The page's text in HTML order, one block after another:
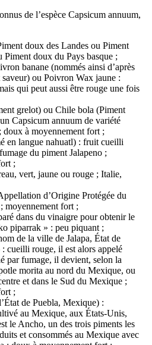
de l’espèce Capsicum annuum,
doux des Landes ou Piment
Piment doux du Pays basque ;
banane (nommés ainsi d’après
ou Poivron Wax jaune :
qui peut aussi être rouge une fois
grelot) ou Chile bola (Piment
Capsicum annuum de variété
à moyennement fort ;
en langue nahuatl) : fruit cueilli
du piment Jalapeno ;
;
vert, jaune ou rouge ; Italie,
d’Origine Protégée du
moyennement fort ;
dans du vinaigre pour obtenir le
piparrak » : peu piquant ;
de la ville de Jalapa, État de
cueilli rouge, il est alors appelé
par fumage, il devient, selon la
morita au nord du Mexique, ou
et dans le Sud du Mexique ;
;
de Puebla, Mexique) :
au Mexique, aux États-Unis,
le Ancho, un des trois piments les
et consommés au Mexique avec